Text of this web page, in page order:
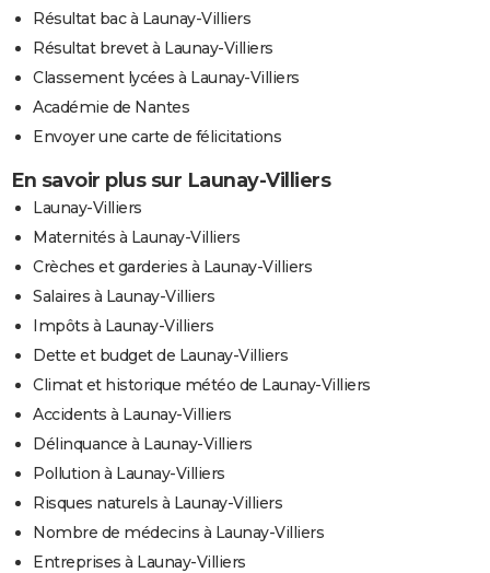
Résultat bac à Launay-Villiers
Résultat brevet à Launay-Villiers
Classement lycées à Launay-Villiers
Académie de Nantes
Envoyer une carte de félicitations
En savoir plus sur Launay-Villiers
Launay-Villiers
Maternités à Launay-Villiers
Crèches et garderies à Launay-Villiers
Salaires à Launay-Villiers
Impôts à Launay-Villiers
Dette et budget de Launay-Villiers
Climat et historique météo de Launay-Villiers
Accidents à Launay-Villiers
Délinquance à Launay-Villiers
Pollution à Launay-Villiers
Risques naturels à Launay-Villiers
Nombre de médecins à Launay-Villiers
Entreprises à Launay-Villiers